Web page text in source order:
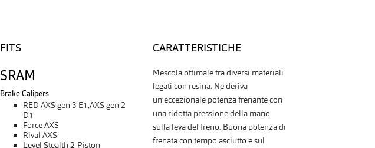
FITS
SRAM
Brake Calipers
RED AXS gen 3 E1,AXS gen 2
D1
Force AXS
Rival AXS
Level Stealth 2-Piston
CARATTERISTICHE
Mescola ottimale tra diversi materiali
legati con resina. Ne deriva
un’eccezionale potenza frenante con
una ridotta pressione della mano
sulla leva del freno. Buona potenza di
frenata con tempo asciutto e sul